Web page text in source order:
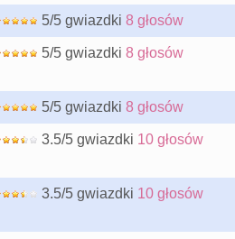
5/5 gwiazdki 8 głosów
5/5 gwiazdki 8 głosów
5/5 gwiazdki 8 głosów
3.5/5 gwiazdki 10 głosów
3.5/5 gwiazdki 10 głosów